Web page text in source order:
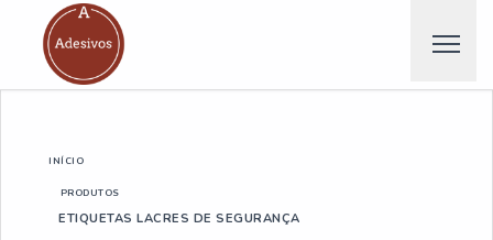
INÍCIO
PRODUTOS
ETIQUETAS LACRES DE SEGURANÇA